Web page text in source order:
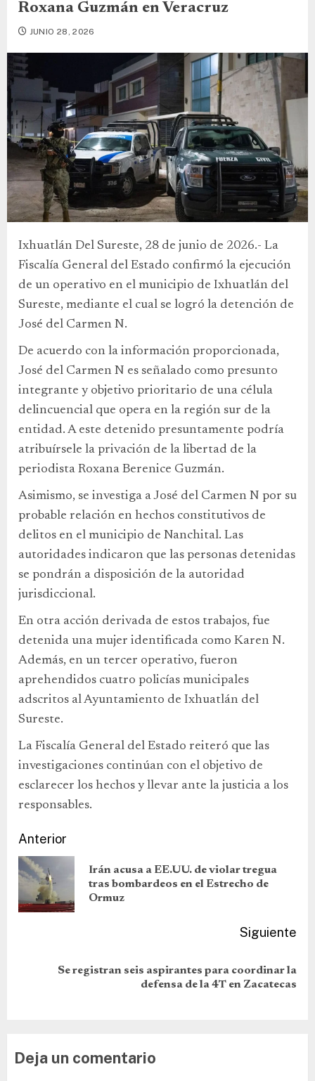
Roxana Guzmán en Veracruz
JUNIO 28, 2026
Ixhuatlán Del Sureste, 28 de junio de 2026.- La
Fiscalía General del Estado confirmó la ejecución
de un operativo en el municipio de Ixhuatlán del
Sureste, mediante el cual se logró la detención de
José del Carmen N.
De acuerdo con la información proporcionada,
José del Carmen N es señalado como presunto
integrante y objetivo prioritario de una célula
delincuencial que opera en la región sur de la
entidad. A este detenido presuntamente podría
atribuírsele la privación de la libertad de la
periodista Roxana Berenice Guzmán.
Asimismo, se investiga a José del Carmen N por su
probable relación en hechos constitutivos de
delitos en el municipio de Nanchital. Las
autoridades indicaron que las personas detenidas
se pondrán a disposición de la autoridad
jurisdiccional.
En otra acción derivada de estos trabajos, fue
detenida una mujer identificada como Karen N.
Además, en un tercer operativo, fueron
aprehendidos cuatro policías municipales
adscritos al Ayuntamiento de Ixhuatlán del
Sureste.
La Fiscalía General del Estado reiteró que las
investigaciones continúan con el objetivo de
esclarecer los hechos y llevar ante la justicia a los
responsables.
Anterior
Irán acusa a EE.UU. de violar tregua
tras bombardeos en el Estrecho de
Ormuz
Siguiente
Se registran seis aspirantes para coordinar la
defensa de la 4T en Zacatecas
Deja un comentario